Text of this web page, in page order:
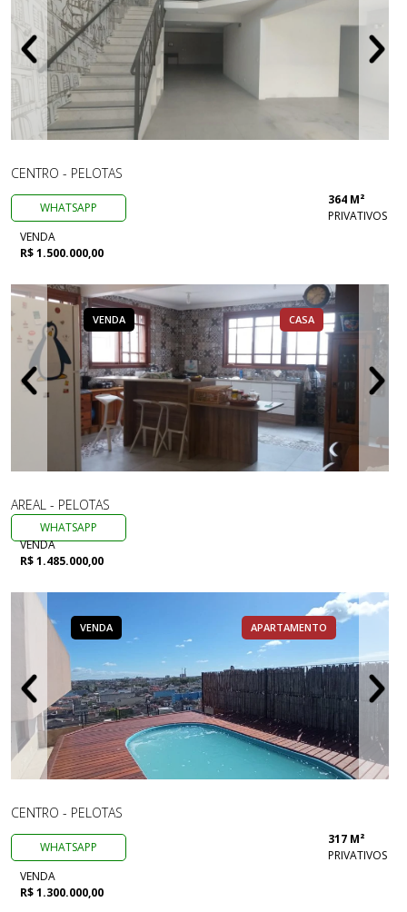
CENTRO - PELOTAS
WHATSAPP
364 M²
PRIVATIVOS
VENDA
R$ 1.500.000,00
VENDA CASA
AREAL - PELOTAS
WHATSAPP
VENDA
R$ 1.485.000,00
VENDA APARTAMENTO
CENTRO - PELOTAS
WHATSAPP
317 M²
PRIVATIVOS
VENDA
R$ 1.300.000,00